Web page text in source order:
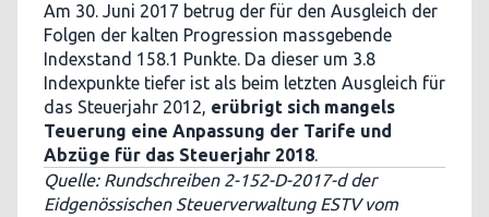
Am 30. Juni 2017 betrug der für den Ausgleich der
Folgen der kalten Progression massgebende
Indexstand 158.1 Punkte. Da dieser um 3.8
Indexpunkte tiefer ist als beim letzten Ausgleich für
das Steuerjahr 2012, erübrigt sich mangels
Teuerung eine Anpassung der Tarife und
Abzüge für das Steuerjahr 2018.
Quelle: Rundschreiben 2-152-D-2017-d der
Eidgenössischen Steuerverwaltung ESTV vom